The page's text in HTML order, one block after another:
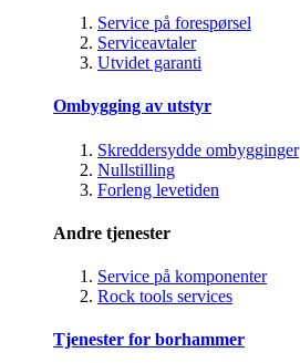
Service på forespørsel
Serviceavtaler
Utvidet garanti
Ombygging av utstyr
Skreddersydde ombygginger
Nullstilling
Forleng levetiden
Andre tjenester
Service på komponenter
Rock tools services
Tjenester for borhammer